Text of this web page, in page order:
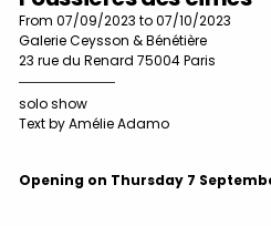
From 07/09/2023 to 07/10/2023
Galerie Ceysson & Bénétière
23 rue du Renard 75004 Paris
solo show
Text by Amélie Adamo
Opening on Thursday 7